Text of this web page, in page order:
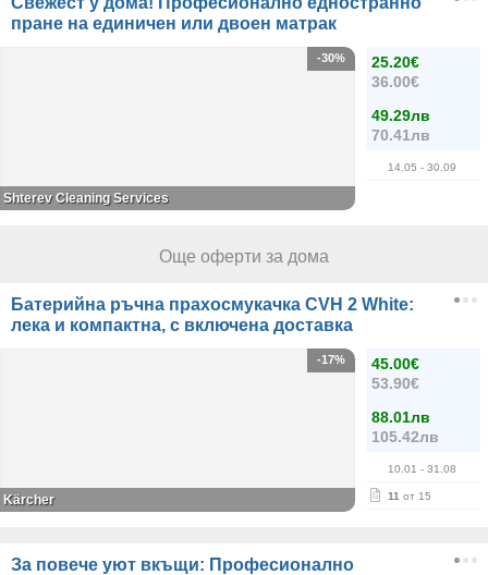
пране на единичен или двоен матрак
25.20€
36.00€
49.29лв
70.41лв
14.05 - 30.09
-30%
Shterev Cleaning Services
Още оферти за дома
Батерийна ръчна прахосмукачка CVH 2 White:
лека и компактна, с включена доставка
45.00€
53.90€
88.01лв
105.42лв
10.01 - 31.08
11 от 15
-17%
Kärcher
За повече уют вкъщи: Професионално